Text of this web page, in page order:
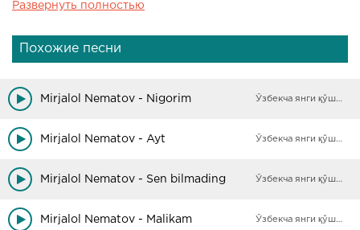
Qiyomatda birga turguvchi do'stim
Yiqilsaydi deydi suyanganlari
Allohim bilar san quvonganlarim
Развернуть полностью
Похожие песни
Mirjalol Nematov - Nigorim Ўзбекча янги қўшиқлар
Mirjalol Nematov - Ayt Ўзбекча янги қўшиқлар
Mirjalol Nematov - Sen bilmading Ўзбекча янги қўшиқлар
Mirjalol Nematov - Malikam Ўзбекча янги қўшиқлар